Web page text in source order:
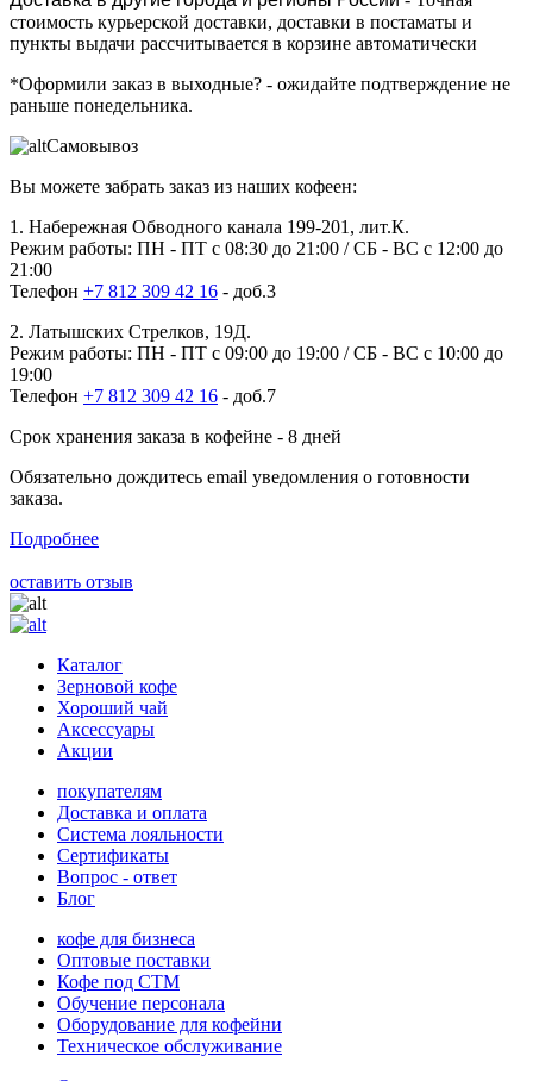
стоимость курьерской доставки, доставки в постаматы и
пункты выдачи рассчитывается в корзине автоматически
*Оформили заказ в выходные? - ожидайте подтверждение не
раньше понедельника.
Самовывоз
Вы можете забрать заказ из наших кофеен:
1. Набережная Обводного канала 199-201, лит.К.
Режим работы: ПН - ПТ с 08:30 до 21:00 / СБ - ВС с 12:00 до
21:00
Телефон +7 812 309 42 16 - доб.3
2. Латышских Стрелков, 19Д.
Режим работы: ПН - ПТ с 09:00 до 19:00 / СБ - ВС с 10:00 до
19:00
Телефон +7 812 309 42 16 - доб.7
Срок хранения заказа в кофейне - 8 дней
Обязательно дождитесь email уведомления о готовности
заказа.
Подробнее
оставить отзыв
Каталог
Зерновой кофе
Хороший чай
Аксессуары
Акции
покупателям
Доставка и оплата
Система лояльности
Сертификаты
Вопрос - ответ
Блог
кофе для бизнеса
Оптовые поставки
Кофе под СТМ
Обучение персонала
Оборудование для кофейни
Техническое обслуживание